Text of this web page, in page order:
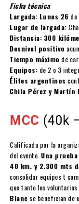
Ficha técnica
Largada: Lunes 26
Lugar de largada:
Distancia: 300
Desnivel positivo
Tiempo máximo de
Equipos: de 2 o 3
Élites argentinos
Chila Pérez y Martín
MCC (40k
Calificada por la
del evento. Una
40 km. y 2.300 mts
consolidar equipos t
que tanto los
Blanc se benefician de